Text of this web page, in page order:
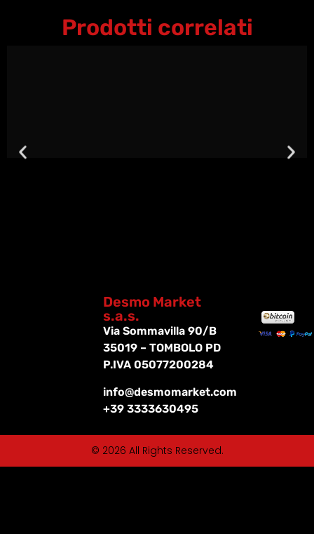
Prodotti correlati
Desmo Market
s.a.s.
Via Sommavilla 90/B
35019 – TOMBOLO PD
P.IVA 05077200284
info@desmomarket.com
+39 3333630495
© 2026 All Rights Reserved.